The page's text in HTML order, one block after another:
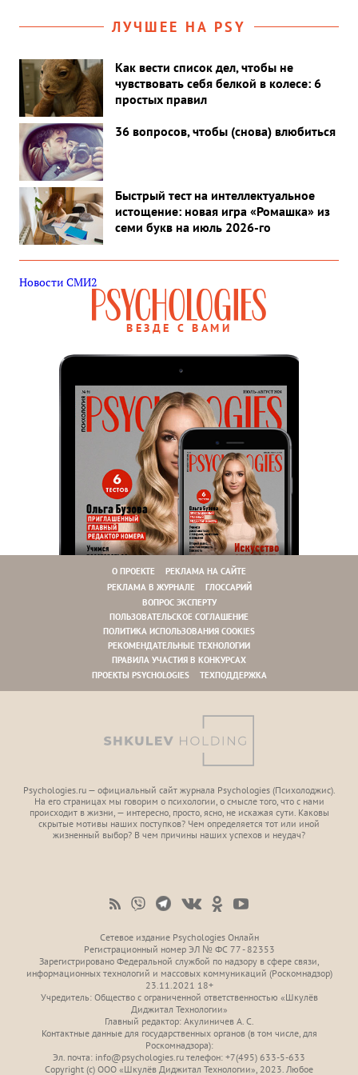
ЛУЧШЕЕ НА PSY
Как вести список дел, чтобы не
чувствовать себя белкой в колесе: 6
простых правил
36 вопросов, чтобы (снова) влюбиться
Быстрый тест на интеллектуальное
истощение: новая игра «Ромашка» из
семи букв на июль 2026-го
Новости СМИ2
ВЕЗДЕ С ВАМИ
О ПРОЕКТЕ
РЕКЛАМА НА САЙТЕ
РЕКЛАМА В ЖУРНАЛЕ
ГЛОССАРИЙ
ВОПРОС ЭКСПЕРТУ
ПОЛЬЗОВАТЕЛЬСКОЕ СОГЛАШЕНИЕ
ПОЛИТИКА ИСПОЛЬЗОВАНИЯ COOKIES
РЕКОМЕНДАТЕЛЬНЫЕ ТЕХНОЛОГИИ
ПРАВИЛА УЧАСТИЯ В КОНКУРСАХ
ПРОЕКТЫ PSYCHOLOGIES
ТЕХПОДДЕРЖКА
Psychologies.ru — официальный сайт журнала Psychologies (Психoлоджиc).
На его страницах мы говорим о психологии, о смысле того, что с нами
происходит в жизни, — интересно, просто, ясно, не искажая сути. Каковы
скрытые мотивы наших поступков? Чем определяется тот или иной
жизненный выбор? В чем причины наших успехов и неудач?
Сетевое издание Psychologies Онлайн
Регистрационный номер ЭЛ № ФС 77 - 82353
Зарегистрировано Федеральной службой по надзору в сфере связи,
информационных технологий и массовых коммуникаций (Роскомнадзор)
23.11.2021 18+
Учредитель: Общество с ограниченной ответственностью «Шкулёв
Диджитал Технологии»
Главный редактор: Акулиничев А. С.
Контактные данные для государственных органов (в том числе, для
Роскомнадзора):
Эл. почта: info@psychologies.ru телефон: +7(495) 633-5-633
Copyright (с) ООО «Шкулёв Диджитал Технологии», 2023. Любое